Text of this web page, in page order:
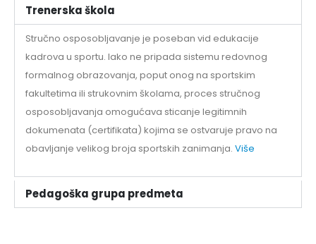
Trenerska škola
Stručno osposobljavanje je poseban vid edukacije
kadrova u sportu. Iako ne pripada sistemu redovnog
formalnog obrazovanja, poput onog na sportskim
fakultetima ili strukovnim školama, proces stručnog
osposobljavanja omogućava sticanje legitimnih
dokumenata (certifikata) kojima se ostvaruje pravo na
obavljanje velikog broja sportskih zanimanja. Više
Pedagoška grupa predmeta